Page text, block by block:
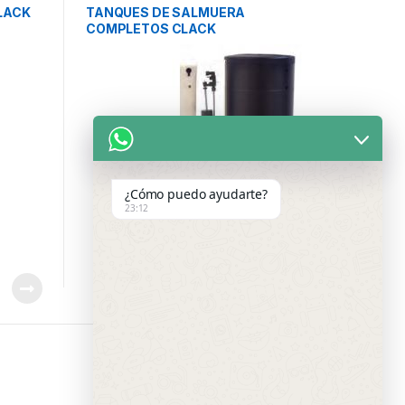
COMPONENTES
TANQUES DE SALMUERA
COMPLETOS CLACK
¿Cómo puedo ayudarte?
23:12